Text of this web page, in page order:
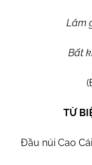
Lâm
Bất
TỪ
Đầu núi Cao